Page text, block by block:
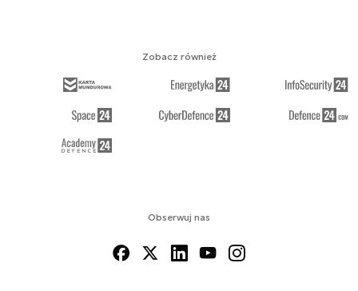
Obserwuj nas
Zobacz również